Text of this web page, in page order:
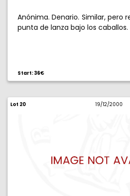
Anónima. Denario. Similar, pero
punta de lanza bajo los caballos.
Start: 36€
Lot 20 19/12/2000